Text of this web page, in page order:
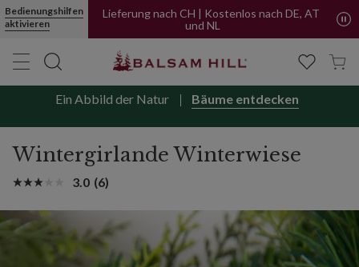
Bedienungshilfen
aktivieren
Lieferung nach CH | Kostenlos nach DE, AT
und NL
Ein Abbild der Natur Bäume entdecken
Wintergirlande Winterwiese
3.0 (6)
Wintergirlande „Winterwiese“ | Balsam Hill